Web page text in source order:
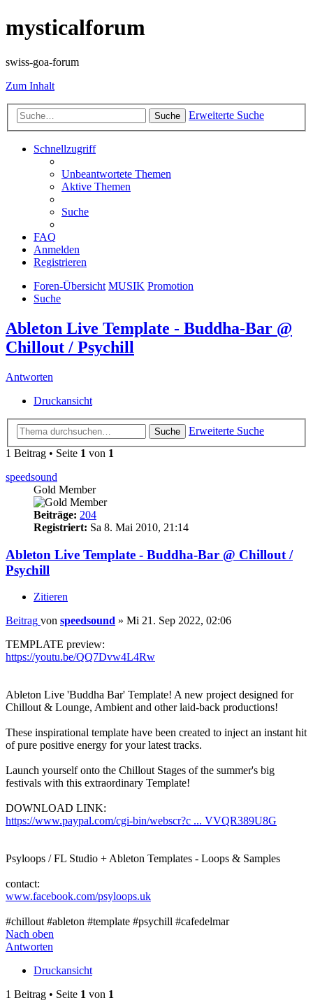
mysticalforum
swiss-goa-forum
Zum Inhalt
Suche Erweiterte Suche
Schnellzugriff
Unbeantwortete Themen
Aktive Themen
Suche
FAQ
Anmelden
Registrieren
Foren-Übersicht MUSIK Promotion
Suche
Ableton Live Template - Buddha-Bar @
Chillout / Psychill
Antworten
Druckansicht
Suche
Erweiterte Suche
1 Beitrag • Seite 1 von 1
speedsound
Gold Member
Beiträge: 204
Registriert: Sa 8. Mai 2010, 21:14
Ableton Live Template - Buddha-Bar @ Chillout /
Psychill
Zitieren
Beitrag von speedsound » Mi 21. Sep 2022, 02:06
TEMPLATE preview:
https://youtu.be/QQ7Dvw4L4Rw
Ableton Live 'Buddha Bar' Template! A new project designed for
Chillout & Lounge, Ambient and other laid-back productions!
These inspirational template have been created to inject an instant hit
of pure positive energy for your latest tracks.
Launch yourself onto the Chillout Stages of the summer's big
festivals with this extraordinary Template!
DOWNLOAD LINK:
https://www.paypal.com/cgi-bin/webscr?c ... VVQR389U8G
Psyloops / FL Studio + Ableton Templates - Loops & Samples
contact:
www.facebook.com/psyloops.uk
#chillout #ableton #template #psychill #cafedelmar
Nach oben
Antworten
Druckansicht
1 Beitrag • Seite 1 von 1